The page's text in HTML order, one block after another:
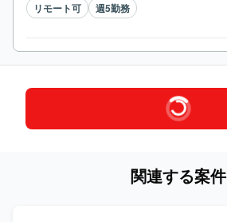
リモート可 週5勤務
関連する案件